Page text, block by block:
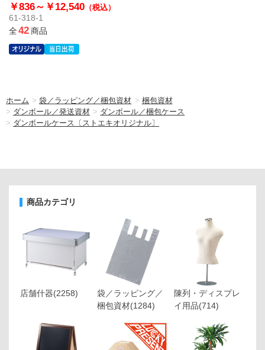
￥836～ ￥12,540 （税込）
61-318-1
全42商品
ホーム >袋／ラッピング／梱包資材 > 梱包資材
> ダンボール／発送資材 > ダンボール／梱包ケース
> ダンボールケース〔ストエキオリジナル〕
商品カテゴリ
店舗什器(2258)
袋／ラッピング／
梱包資材(1284)
陳列・ディスプレ
イ用品(714)